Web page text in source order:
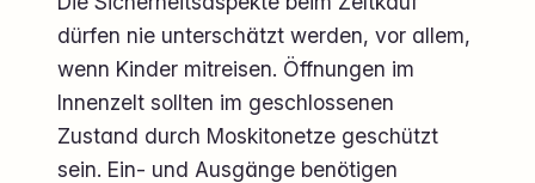
dürfen nie unterschätzt werden, vor allem,
wenn Kinder mitreisen. Öffnungen im
Innenzelt sollten im geschlossenen
Zustand durch Moskitonetze geschützt
sein. Ein- und Ausgänge benötigen